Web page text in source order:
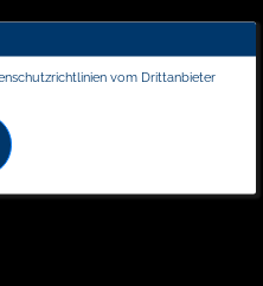
vom Drittanbieter